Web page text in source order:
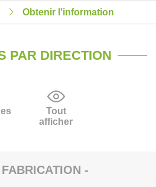
Obtenir l'information
PAR DIRECTION
Tout
afficher
-